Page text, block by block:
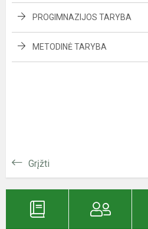
PROGIMNAZIJOS TARYBA
METODINĖ TARYBA
Grįžti